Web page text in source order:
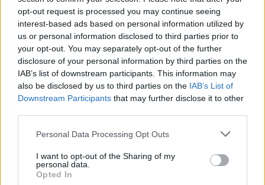
opt-out request is processed you may continue seeing
interest-based ads based on personal information utilized by
us or personal information disclosed to third parties prior to
your opt-out. You may separately opt-out of the further
disclosure of your personal information by third parties on the
IAB’s list of downstream participants. This information may
also be disclosed by us to third parties on the IAB’s List of
Downstream Participants that may further disclose it to other
Personal Data Processing Opt Outs
I want to opt-out of the Sharing of my
personal data.
Opted In
Apie ankstyvą pasiruošimą
Kalėdoms prabilęs Stano:
„Kiekvienais metais
Dalios
namų